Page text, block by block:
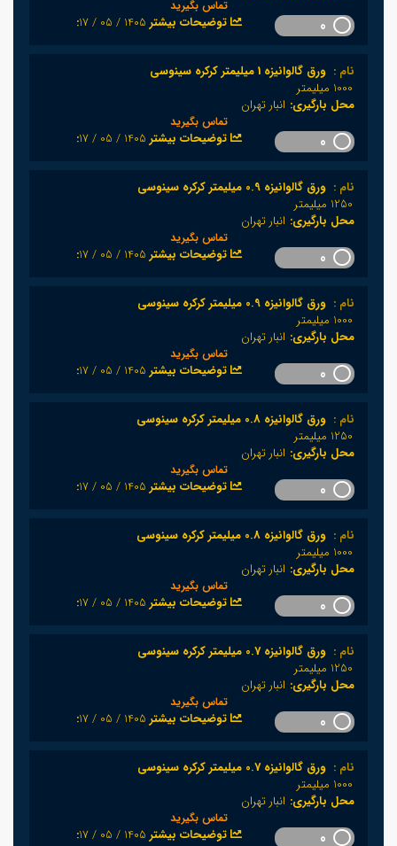
تماس بگیرید
:توضیحات بیشتر1405 / 05 / 17
نام : ورق گالوانیزه 1 میلیمتر کرکره سینوسی
1000 میلیمتر
محل بارگیری: انبار تهران
تماس بگیرید
:توضیحات بیشتر1405 / 05 / 17
نام : ورق گالوانیزه 0.9 میلیمتر کرکره سینوسی
1250 میلیمتر
محل بارگیری: انبار تهران
تماس بگیرید
:توضیحات بیشتر1405 / 05 / 17
نام : ورق گالوانیزه 0.9 میلیمتر کرکره سینوسی
1000 میلیمتر
محل بارگیری: انبار تهران
تماس بگیرید
:توضیحات بیشتر1405 / 05 / 17
نام : ورق گالوانیزه 0.8 میلیمتر کرکره سینوسی
1250 میلیمتر
محل بارگیری: انبار تهران
تماس بگیرید
:توضیحات بیشتر1405 / 05 / 17
نام : ورق گالوانیزه 0.8 میلیمتر کرکره سینوسی
1000 میلیمتر
محل بارگیری: انبار تهران
تماس بگیرید
:توضیحات بیشتر1405 / 05 / 17
نام : ورق گالوانیزه 0.7 میلیمتر کرکره سینوسی
1250 میلیمتر
محل بارگیری: انبار تهران
تماس بگیرید
:توضیحات بیشتر1405 / 05 / 17
نام : ورق گالوانیزه 0.7 میلیمتر کرکره سینوسی
1000 میلیمتر
محل بارگیری: انبار تهران
تماس بگیرید
:توضیحات بیشتر1405 / 05 / 17